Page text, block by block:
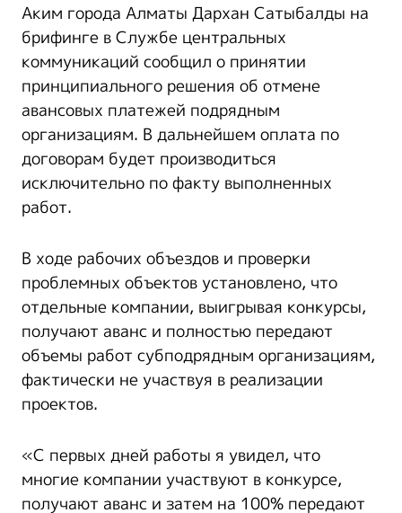
Аким города Алматы Дархан Сатыбалды на
брифинге в Службе центральных
коммуникаций сообщил о принятии
принципиального решения об отмене
авансовых платежей подрядным
организациям. В дальнейшем оплата по
договорам будет производиться
исключительно по факту выполненных
работ.
В ходе рабочих объездов и проверки
проблемных объектов установлено, что
отдельные компании, выигрывая конкурсы,
получают аванс и полностью передают
объемы работ субподрядным организациям,
фактически не участвуя в реализации
проектов.
«С первых дней работы я увидел, что
многие компании участвуют в конкурсе,
получают аванс и затем на 100% передают